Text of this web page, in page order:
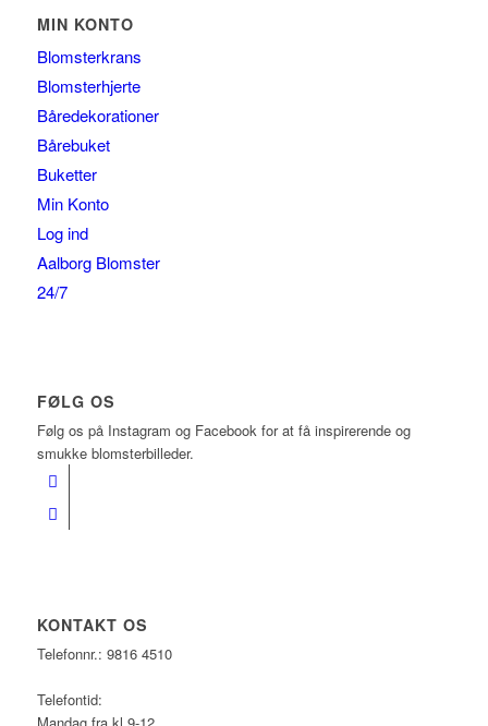
MIN KONTO
Blomsterkrans
Blomsterhjerte
Båredekorationer
Bårebuket
Buketter
Min Konto
Log ind
Aalborg Blomster
24/7
FØLG OS
Følg os på Instagram og Facebook for at få inspirerende og
smukke blomsterbilleder.
KONTAKT OS
Telefonnr.: 9816 4510
Telefontid:
Mandag fra kl 9-12